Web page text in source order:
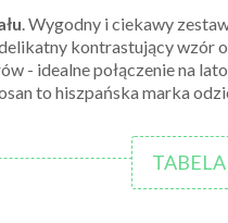
. Wygodny i ciekawy
kontrastujący
idealne połączenie na
to hiszpańska marka